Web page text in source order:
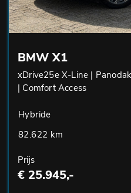
BMW X1
xDrive25e X-Line |
| Comfort Access
Hybride
82.622 km
Prijs
€ 25.945,-